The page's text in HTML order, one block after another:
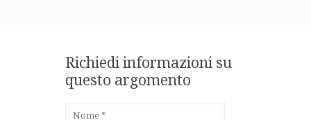
Richiedi informazioni su
questo argomento